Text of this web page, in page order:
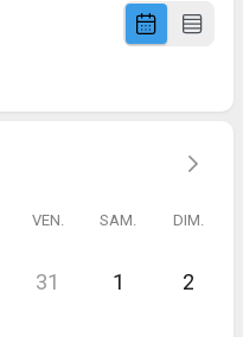
place par carte bleue
de la disponibilité
VEN. SAM. DIM.
31 1 2